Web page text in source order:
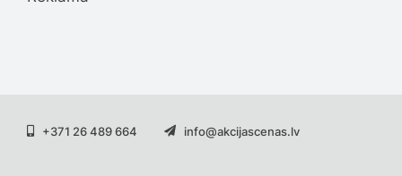
+371 26 489 664 info@akcijascenas.lv